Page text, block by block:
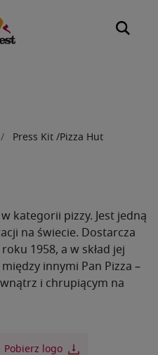
Press Kit /Pizza Hut
kategorii pizzy. Jest jedną
na świecie. Dostarcza
1958, a w skład jej
innymi Pan Pizza –
i chrupiącym na
Pobierz logo